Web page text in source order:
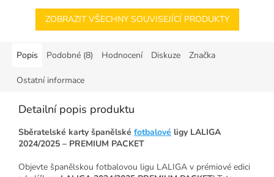
ZOBRAZIT VŠECHNY SOUVISEJÍCÍ PRODUKTY
Popis Podobné (8) Hodnocení Diskuze Značka
Ostatní informace
Detailní popis produktu
Sběratelské karty španělské fotbalové ligy LALIGA
2024/2025 – PREMIUM PACKET
Objevte španělskou fotbalovou ligu LALIGA v prémiové edici